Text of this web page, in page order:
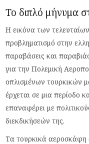
Το διπλό μήνυμα
Η εικόνα των
προβληματισμό στην
παραβάσεις και
για την Πολεμική
οπλισμένων τουρκικών
έρχεται σε μια περίοδο
επαναφέρει με
διεκδικήσεών της.
Τα τουρκικά αεροσκάφη